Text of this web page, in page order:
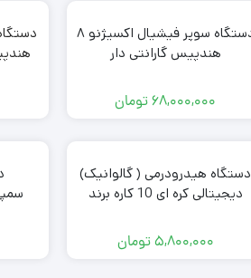
دستگاه سوپر فیشیال اکسیژنو ۸
هندپیس گارانتی دار
68,000,000تومان
دستگاه هیدرودرمی ( گالوانیک)
دیجیتالی کره ای 10 کاره برند
hydrodermy galvanic
5,800,000تومان